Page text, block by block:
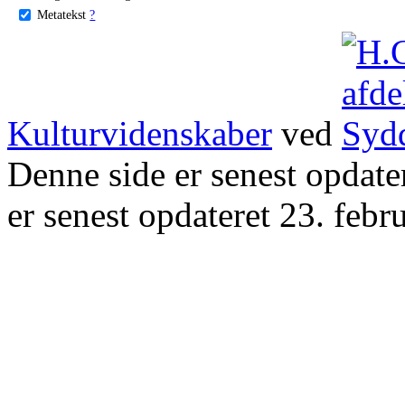
Metatekst ?
Kulturvidenskaber ved
Denne side er senest
er senest opdateret 23.